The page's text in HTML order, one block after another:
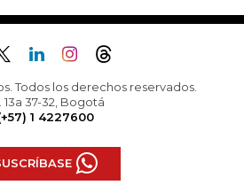
Todos los derechos reservados.
13a 37-32, Bogotá
1 4227600